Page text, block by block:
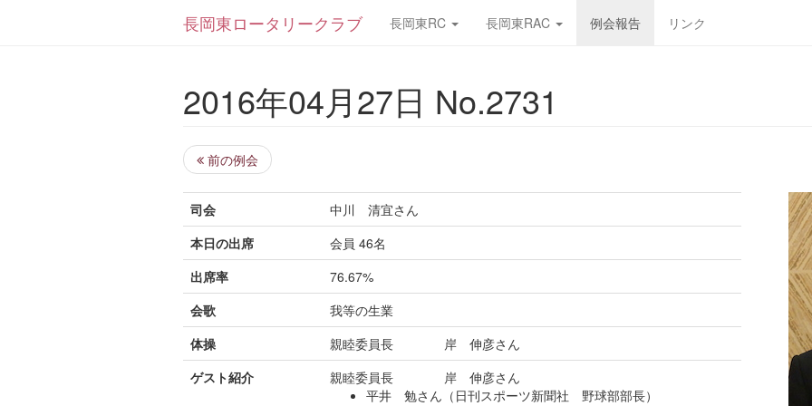
長岡東ロータリークラブ 長岡東RC 長岡東RAC 例会報告 リンク
2016年04月27日 No.2731
前の例会
司会
中川 清宜さん
本日の出席
会員 46名
出席率
76.67%
会歌
我等の生業
体操
親睦委員長 岸 伸彦さん
ゲスト紹介
親睦委員長 岸 伸彦さん
平井 勉さん（日刊スポーツ新聞社 野球部部長）